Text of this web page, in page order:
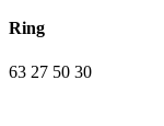
Ring
63 27 50 30